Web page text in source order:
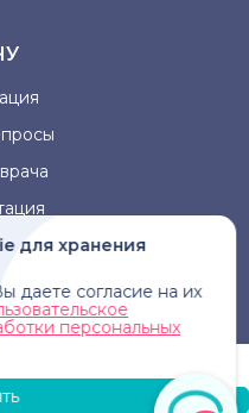
для хранения
даете согласие на их
персональных
сайте, не может быть
диагноза, назначения
прием врача.